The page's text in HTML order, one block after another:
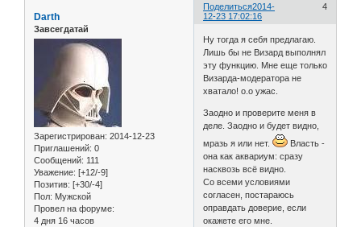
Поделиться 4
2014-
12-23 17:02:16
Darth
Завсегдатай
Зарегистрирован: 2014-12-23
Приглашений: 0
Сообщений: 111
Уважение: [+12/-9]
Позитив: [+30/-4]
Пол: Мужской
Провел на форуме:
4 дня 16 часов
Ну тогда я себя предлагаю.
Лишь бы не Визард выполнял
эту функцию. Мне еще только
Визарда-модератора не
хватало! о.о ужас.
Заодно и проверите меня в
деле. Заодно и будет видно,
мразь я или нет.
Власть -
она как аквариум: сразу
насквозь всё видно.
Со всеми условиями
согласен, постараюсь
оправдать доверие, если
окажете его мне.